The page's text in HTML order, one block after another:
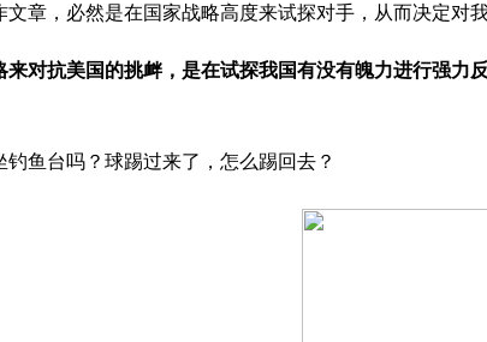
章，必然是在国家战略高度来试探对手，从而决定对
对抗美国的挑衅，是在试探我国有没有魄力进行强
鱼台吗？球踢过来了，怎么踢回去？